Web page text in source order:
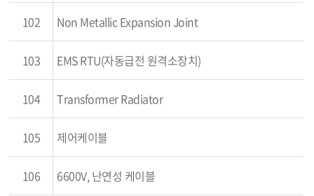
102 Non Metallic Expansion Joint
103 EMS RTU(자동급전 원격소장치)
104 Transformer Radiator
105 제어케이블
106 6600V, 난연성 케이블